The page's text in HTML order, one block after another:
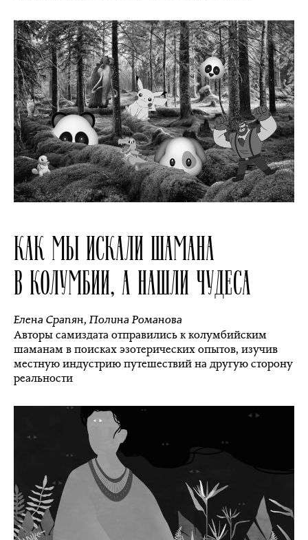
КАК МЫ ИСКАЛИ ШАМАНА
В КОЛУМБИИ, А НАШЛИ ЧУДЕСА
Елена Срапян,Полина Романова
Авторы самиздата отправились к колумбийским
шаманам в поисках эзотерических опытов, изучив
местную индустрию путешествий на другую сторону
реальности